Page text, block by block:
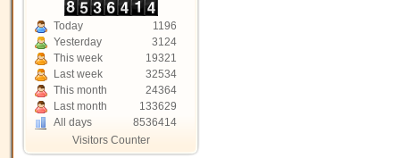
Today
1196
Yesterday
3124
This week
19321
Last week
32534
This month
24364
Last month
133629
All days
8536414
Visitors Counter